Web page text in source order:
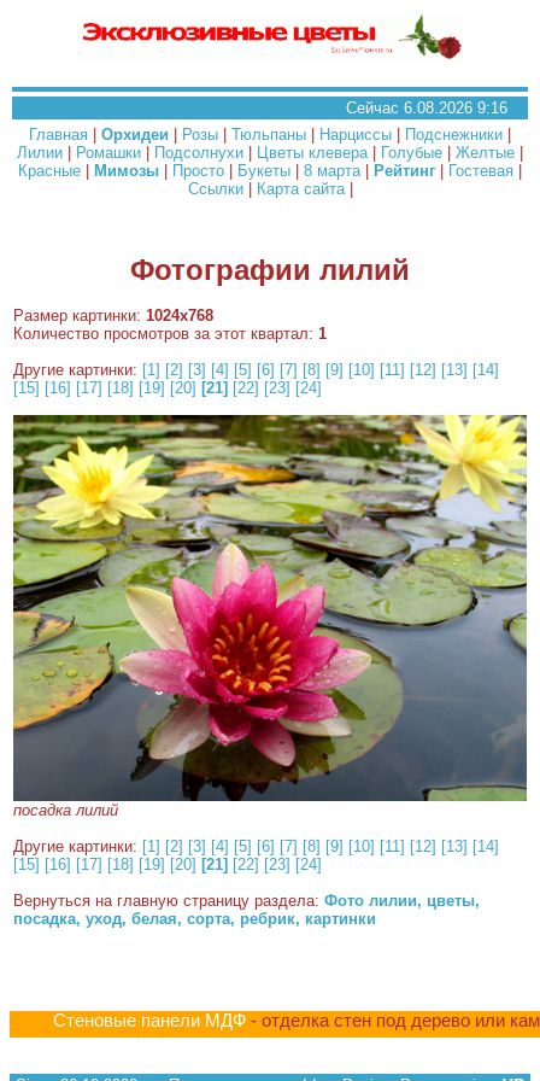
Сейчас 6.08.2026 9:16
Главная
Орхидеи Розы Тюльпаны Нарциссы Подснежники
Лилии
Ромашки Подсолнухи Цветы клевера| Голубые Желтые
Красные
Мимозы Просто Букеты 8 марта| Рейтинг Гостевая
Ссылки| Карта сайта|
Фотографии лилий
Размер картинки: 1024x768
Количество просмотров за этот квартал: 1
Другие картинки: [1] [2] [3] [4] [5] [6] [7] [8] [9] [10] [11] [12] [13] [14]
[15] [16] [17] [18] [19] [20] [21] [22] [23] [24]
посадка лилий
Другие картинки: [1] [2] [3] [4] [5] [6] [7] [8] [9] [10] [11] [12] [13] [14]
[15] [16] [17] [18] [19] [20] [21] [22] [23] [24]
Вернуться на главную страницу раздела: Фото лилии, цветы,
посадка, уход, белая, сорта, ребрик, картинки
Стеновые панели МДФ - отделка стен под дерево или